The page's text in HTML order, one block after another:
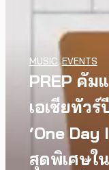
PREP คัม
เอเชียทัว
‘One
สุดพิเศษใ
MUSIC ,EVENTS